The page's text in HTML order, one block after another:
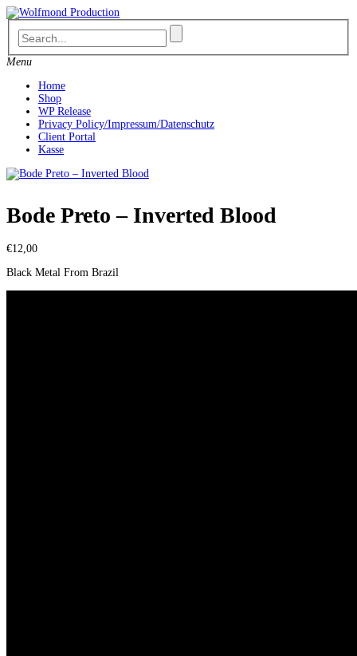
Skip
to
content
Menu
Home
Shop
WP Release
Privacy Policy/Impressum/Datenschutz
Client Portal
Kasse
Bode Preto ‎– Inverted Blood
€12,00
Black Metal From Brazil